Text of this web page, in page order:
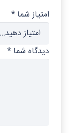
امتیاز شما *
دیدگاه شما *